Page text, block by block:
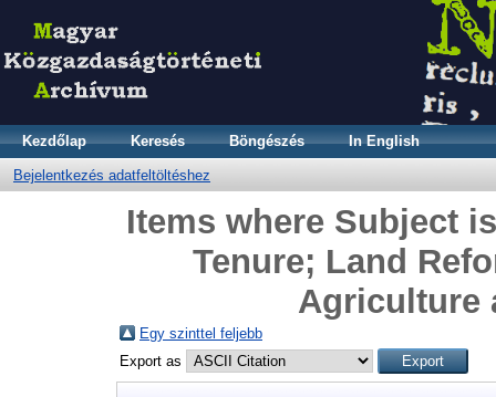
Kezdőlap Keresés Böngészés In English
Bejelentkezés adatfeltöltéshez
Items where Subject
Tenure; Land
Agriculture
Egy szinttel feljebb
Export as